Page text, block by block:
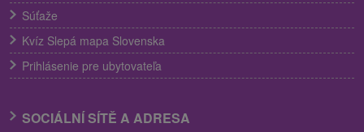
Súťaže
Kvíz Slepá mapa Slovenska
Prihlásenie pre ubytovateľa
SOCIÁLNÍ SÍTĚ A ADRESA